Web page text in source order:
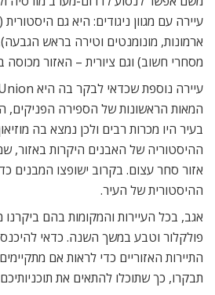
עיירה עם מגוון ניגודים: היא גם היסטורית
ארמונות, מונומנטים וטירה בראש
מסחרי חשוב) וגם ציורית – האזור מכוסה
המאות הראשונות של הספירה הפניקים,
בעיר היו מכרות רבים ולכן נמצא בה
ההיסטוריה של האבנים היקרות באזור,
אזור סחר עצום. בקרוב ישופצו המבנים
ההיסטורית של העיר.
אגב, בכל העיירות והמקומות בהם ביקרנו
פולקלור וטבע במשך השנה. כדאי
התיירות האזוריים כדי לראות אם
תבקרו, כך שתוכלו להתאים את